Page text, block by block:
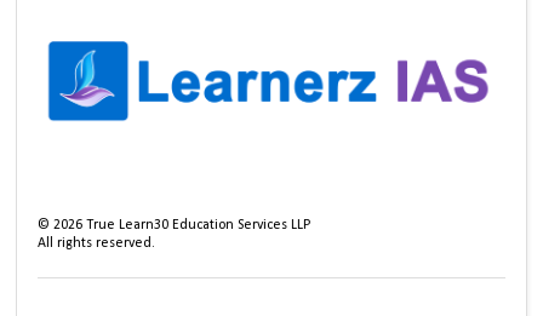
©2026 True Learn30 Education Services LLP
All rights reserved.